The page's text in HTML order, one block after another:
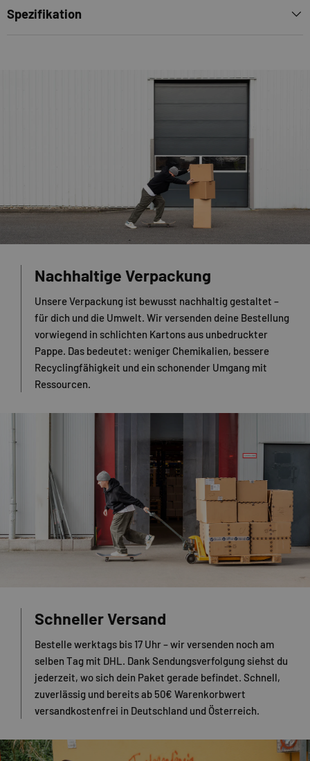
Spezifikation
Nachhaltige Verpackung
Unsere Verpackung ist bewusst nachhaltig gestaltet –
für dich und die Umwelt. Wir versenden deine Bestellung
vorwiegend in schlichten Kartons aus unbedruckter
Pappe. Das bedeutet: weniger Chemikalien, bessere
Recyclingfähigkeit und ein schonender Umgang mit
Ressourcen.
Schneller Versand
Bestelle werktags bis 17 Uhr – wir versenden noch am
selben Tag mit DHL. Dank Sendungsverfolgung siehst du
jederzeit, wo sich dein Paket gerade befindet. Schnell,
zuverlässig und bereits ab 50€ Warenkorbwert
versandkostenfrei in Deutschland und Österreich.